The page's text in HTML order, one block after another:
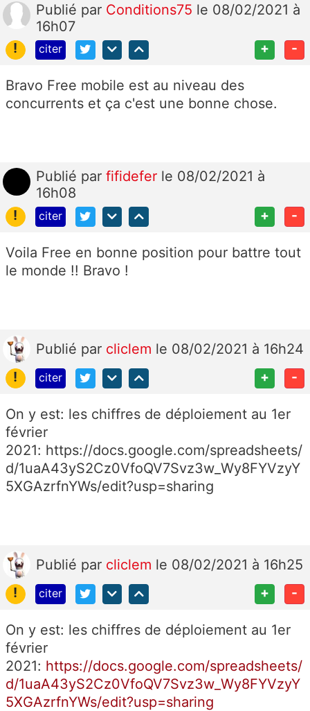
Publié par Conditions75 le 08/02/2021 à
16h07
!
citer + -
Bravo Free mobile est au niveau des
concurrents et ça c'est une bonne chose.
Publié par fifidefer le 08/02/2021 à
16h08
!
citer + -
Voila Free en bonne position pour battre tout
le monde !! Bravo !
Publié par cliclem le 08/02/2021 à 16h24
!
citer + -
On y est: les chiffres de déploiement au 1er
février
2021: https://docs.google.com/spreadsheets/
d/1uaA43yS2Cz0VfoQV7Svz3w_Wy8FYVzyY
5XGAzrfnYWs/edit?usp=sharing
Publié par cliclem le 08/02/2021 à 16h25
!
citer + -
On y est: les chiffres de déploiement au 1er
février
2021: https://docs.google.com/spreadsheets/
d/1uaA43yS2Cz0VfoQV7Svz3w_Wy8FYVzyY
5XGAzrfnYWs/edit?usp=sharing